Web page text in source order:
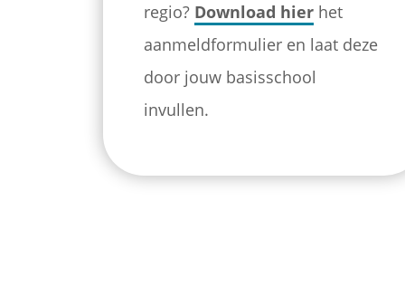
regio? Download hier het
aanmeldformulier en laat deze
door jouw basisschool
invullen.